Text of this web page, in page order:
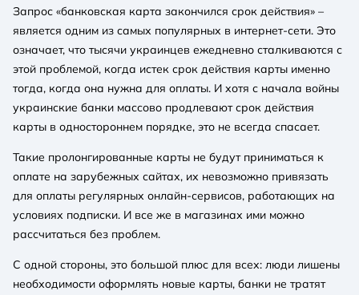
Запрос «банковская карта закончился срок действия» –
является одним из самых популярных в интернет-сети. Это
означает, что тысячи украинцев ежедневно сталкиваются с
этой проблемой, когда истек срок действия карты именно
тогда, когда она нужна для оплаты. И хотя с начала войны
украинские банки массово продлевают срок действия
карты в одностороннем порядке, это не всегда спасает.
Такие пролонгированные карты не будут приниматься к
оплате на зарубежных сайтах, их невозможно привязать
для оплаты регулярных онлайн-сервисов, работающих на
условиях подписки. И все же в магазинах ими можно
рассчитаться без проблем.
С одной стороны, это большой плюс для всех: люди лишены
необходимости оформлять новые карты, банки не тратят